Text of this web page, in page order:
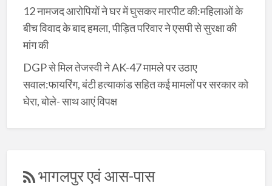
12 नामजद आरोपियों ने घर में घुसकर मारपीट की:महिलाओं के
बीच विवाद के बाद हमला, पीड़ित परिवार ने एसपी से सुरक्षा की
मांग की
DGP से मिल तेजस्वी ने AK-47 मामले पर उठाए
सवाल:फायरिंग, बंटी हत्याकांड सहित कई मामलों पर सरकार को
घेरा, बोले- साथ आएं विपक्ष
भागलपुर एवं आस-पास